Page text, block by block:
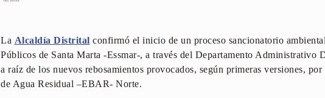
La Alcaldía Distrital confirmó el inicio de un proceso sancionatorio
Públicos de Santa Marta -Essmar-, a través del Departamento Administrativo
a raíz de los nuevos rebosamientos provocados, según primeras versiones,
de Agua Residual –EBAR- Norte.